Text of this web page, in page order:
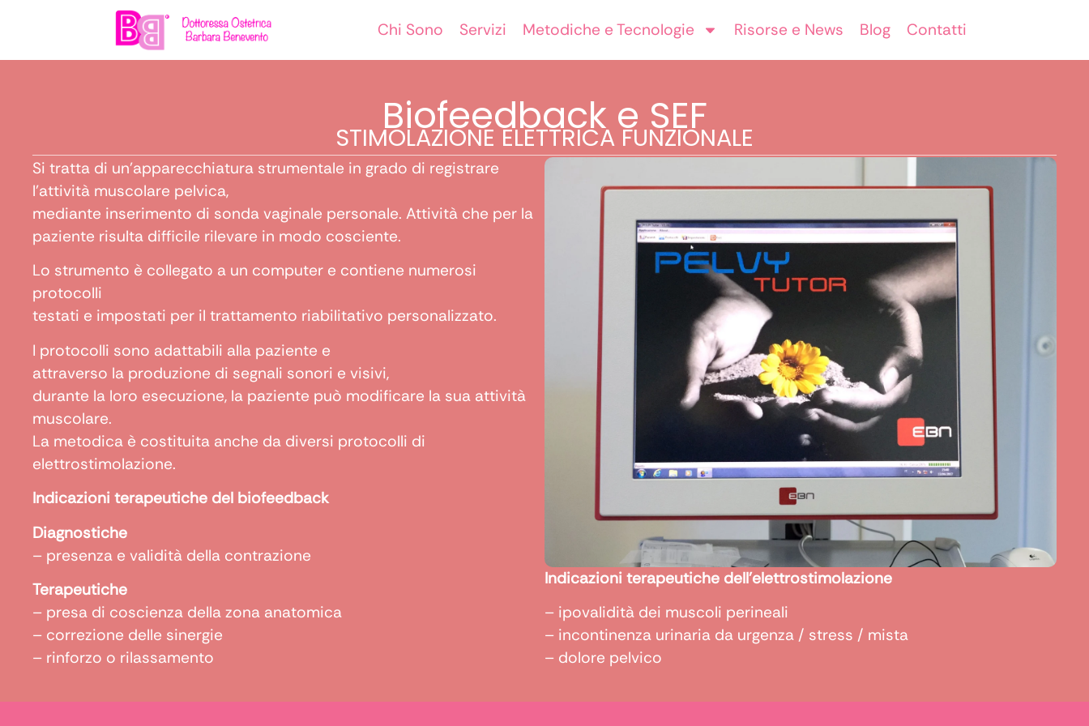
Chi Sono Servizi Metodiche e Tecnologie Risorse e News Blog Contatti
Biofeedback e SEF
STIMOLAZIONE ELETTRICA FUNZIONALE
Si tratta di un’apparecchiatura strumentale in grado di registrare
l’attività muscolare pelvica,
mediante inserimento di sonda vaginale personale. Attività che per la
paziente risulta difficile rilevare in modo cosciente.
Lo strumento è collegato a un computer e contiene numerosi
protocolli
testati e impostati per il trattamento riabilitativo personalizzato.
I protocolli sono adattabili alla paziente e
attraverso la produzione di segnali sonori e visivi,
durante la loro esecuzione, la paziente può modificare la sua attività
muscolare.
La metodica è costituita anche da diversi protocolli di
elettrostimolazione.
Indicazioni terapeutiche del biofeedback
Diagnostiche
– presenza e validità della contrazione
Terapeutiche
– presa di coscienza della zona anatomica
– correzione delle sinergie
– rinforzo o rilassamento
Indicazioni terapeutiche dell’elettrostimolazione
– ipovalidità dei muscoli perineali
– incontinenza urinaria da urgenza / stress / mista
– dolore pelvico